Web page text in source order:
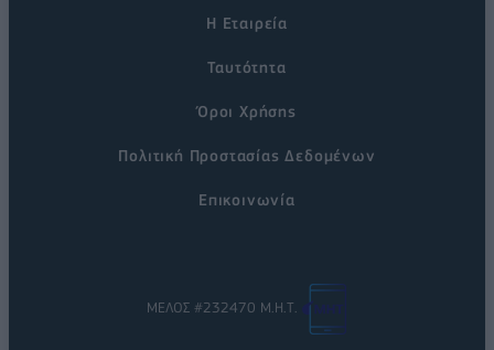
Η Εταιρεία
Ταυτότητα
Όροι Χρήσης
Πολιτική Προστασίας Δεδομένων
Επικοινωνία
ΜΕΛΟΣ #232470 Μ.Η.Τ.